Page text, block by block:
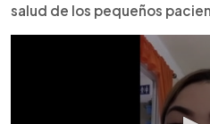
salud de los pequeños